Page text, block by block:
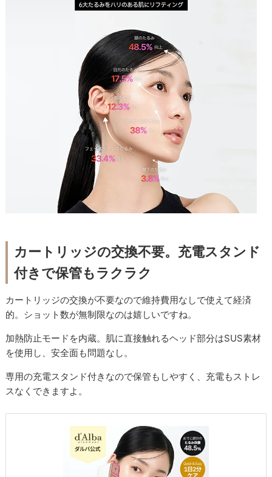
カートリッジの交換不要。充電スタンド
付きで保管もラクラク
カートリッジの交換が不要なので維持費用なしで使えて経済
的。ショット数が無制限なのは嬉しいですね。
加熱防止モードを内蔵。肌に直接触れるヘッド部分はSUS素材
を使用し、安全面も問題なし。
専用の充電スタンド付きなので保管もしやすく、充電もストレ
スなくできますよ。